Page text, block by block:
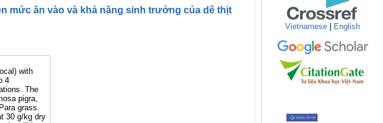
mức ăn vào và khả năng sinh trưởng của dê thịt
with
4
The
pigra,
grass.
30 g/kg dry
Vietnamese English